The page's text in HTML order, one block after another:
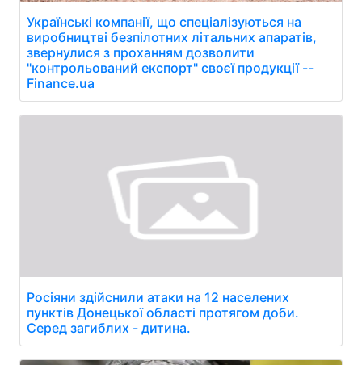
Українські компанії, що спеціалізуються на
виробництві безпілотних літальних апаратів,
звернулися з проханням дозволити
"контрольований експорт" своєї продукції --
Finance.ua
Росіяни здійснили атаки на 12 населених
пунктів Донецької області протягом доби.
Серед загиблих - дитина.